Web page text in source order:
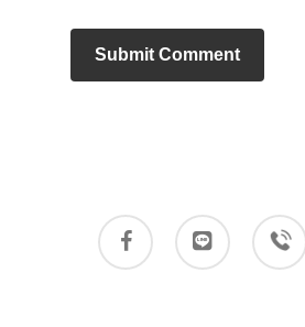
facebook stackexchangetelegram